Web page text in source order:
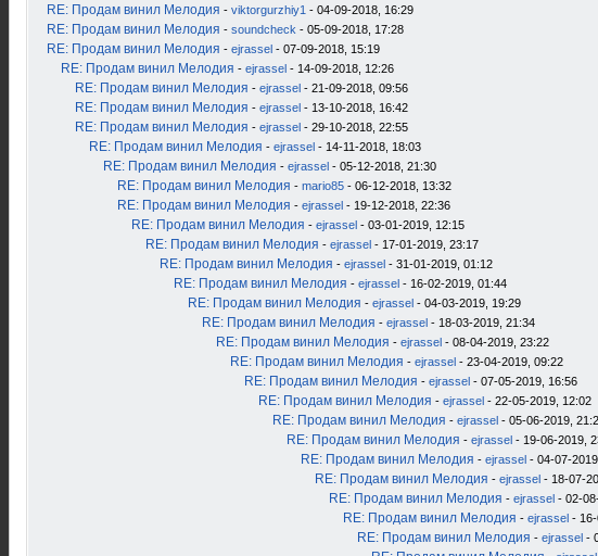
RE: Продам винил Мелодия - viktorgurzhiy1 - 04-09-2018, 16:29
RE: Продам винил Мелодия - soundcheck - 05-09-2018, 17:28
RE: Продам винил Мелодия - ejrassel - 07-09-2018, 15:19
RE: Продам винил Мелодия - ejrassel - 14-09-2018, 12:26
RE: Продам винил Мелодия - ejrassel - 21-09-2018, 09:56
RE: Продам винил Мелодия - ejrassel - 13-10-2018, 16:42
RE: Продам винил Мелодия - ejrassel - 29-10-2018, 22:55
RE: Продам винил Мелодия - ejrassel - 14-11-2018, 18:03
RE: Продам винил Мелодия - ejrassel - 05-12-2018, 21:30
RE: Продам винил Мелодия - mario85 - 06-12-2018, 13:32
RE: Продам винил Мелодия - ejrassel - 19-12-2018, 22:36
RE: Продам винил Мелодия - ejrassel - 03-01-2019, 12:15
RE: Продам винил Мелодия - ejrassel - 17-01-2019, 23:17
RE: Продам винил Мелодия - ejrassel - 31-01-2019, 01:12
RE: Продам винил Мелодия - ejrassel - 16-02-2019, 01:44
RE: Продам винил Мелодия - ejrassel - 04-03-2019, 19:29
RE: Продам винил Мелодия - ejrassel - 18-03-2019, 21:34
RE: Продам винил Мелодия - ejrassel - 08-04-2019, 23:22
RE: Продам винил Мелодия - ejrassel - 23-04-2019, 09:22
RE: Продам винил Мелодия - ejrassel - 07-05-2019, 16:56
RE: Продам винил Мелодия - ejrassel - 22-05-2019, 12:02
RE: Продам винил Мелодия - ejrassel - 05-06-2019,
RE: Продам винил Мелодия - ejrassel - 19-06-2019,
RE: Продам винил Мелодия - ejrassel - 04-07-
RE: Продам винил Мелодия - ejrassel - 18-07-
RE: Продам винил Мелодия - ejrassel - 02-
RE: Продам винил Мелодия - ejrassel -
RE: Продам винил Мелодия - ejrassel -